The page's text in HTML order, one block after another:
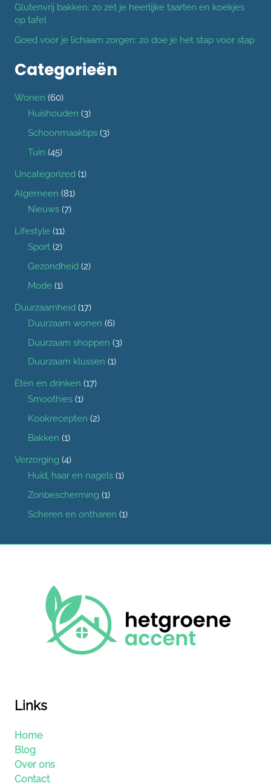
Glutenvrij bakken: zo zet je heerlijke taarten en koekjes
op tafel
Goed voor je lichaam zorgen: zo doe je het stap voor stap
Categorieën
Wonen (60)
Huishouden (3)
Schoonmaaktips(3)
Tuin (45)
Uncategorized (1)
Algemeen (81)
Nieuws(7)
Lifestyle(11)
Sport(2)
Gezondheid (2)
Mode(1)
Duurzaamheid (17)
Duurzaam wonen (6)
Duurzaam shoppen (3)
Duurzaam klussen (1)
Eten en drinken (17)
Smoothies(1)
Kookrecepten (2)
Bakken (1)
Verzorging (4)
Huid, haar en nagels(1)
Zonbescherming (1)
Scheren en ontharen (1)
Links
Home
Blog
Over ons
Contact